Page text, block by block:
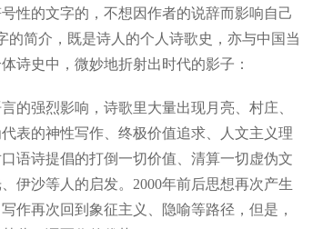
性的文字的，不想因作者的说辞而影响自己
简介，既是诗人的个人诗歌史，亦与中国当
诗史中，微妙地折射出时代的影子：
强烈影响，诗歌里大量出现月亮、村庄、
表的神性写作、终极价值追求、人文主义理
语诗提倡的打倒一切价值、清算一切虚伪文
伊沙等人的启发。2000年前后思想再次产生
作再次回到象征主义、隐喻等路径，但是，